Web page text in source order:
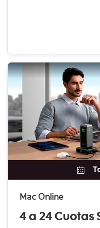
Mac Online
4 a 24 Cuotas